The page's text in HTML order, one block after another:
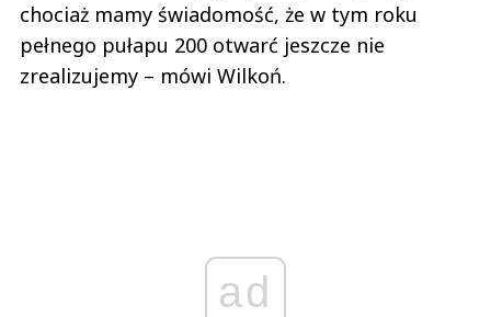
chociaż mamy świadomość, że w tym roku
pełnego pułapu 200 otwarć jeszcze nie
zrealizujemy – mówi Wilkoń.
ad